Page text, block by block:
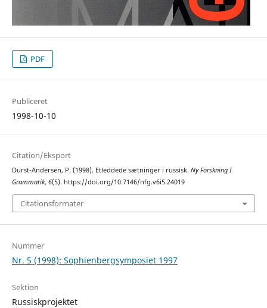
PDF
Publiceret
1998-10-10
Citation/Eksport
Durst-Andersen, P. (1998). Etleddede sætninger i russisk. Ny Forskning I
Grammatik, 6(5). https://doi.org/10.7146/nfg.v6i5.24019
Citationsformater
Nummer
Nr. 5 (1998): Sophienbergsymposiet 1997
Sektion
Russiskprojektet